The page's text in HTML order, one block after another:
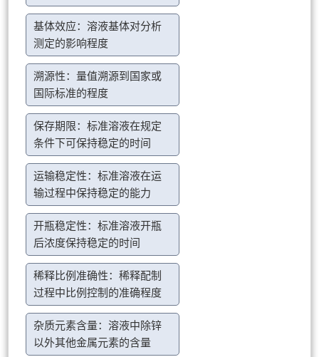
基体效应：溶液基体对分析
测定的影响程度
溯源性：量值溯源到国家或
国际标准的程度
保存期限：标准溶液在规定
条件下可保持稳定的时间
运输稳定性：标准溶液在运
输过程中保持稳定的能力
开瓶稳定性：标准溶液开瓶
后浓度保持稳定的时间
稀释比例准确性：稀释配制
过程中比例控制的准确程度
杂质元素含量：溶液中除锌
以外其他金属元素的含量